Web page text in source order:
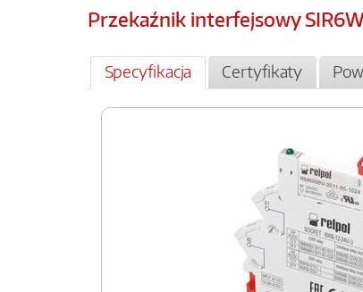
Przekaźnik interfejsowy
Specyfikacja Certyfikaty